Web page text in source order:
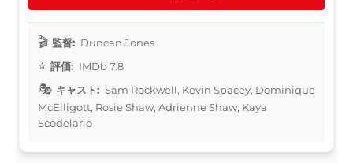
監督: Duncan Jones
評価: IMDb 7.8
キャスト: Sam Rockwell, Kevin Spacey, Dominique
McElligott, Rosie Shaw, Adrienne Shaw, Kaya
Scodelario